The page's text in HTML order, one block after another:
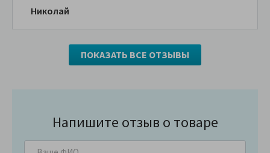
Николай
ПОКАЗАТЬ ВСЕ ОТЗЫВЫ
Напишите отзыв о товаре